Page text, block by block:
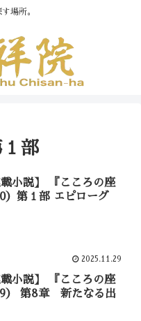
場所。
部
載小説】 『こころの座
）第１部 エピローグ
2025.11.29
載小説】 『こころの座
） 第8章 新たなる出